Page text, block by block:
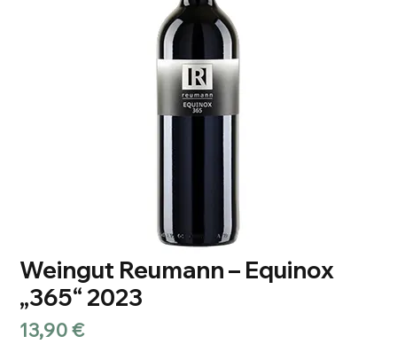
Weingut Reumann – Equinox
„365“ 2023
13,90 €Preis